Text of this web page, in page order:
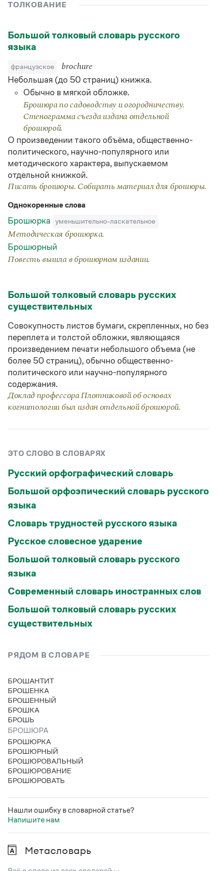
Словари русского языка как государственного
Справочники
Правила русской орфографии и пунктуации
Русский язык. Краткий теоретический курс
для школьников
Письмовник
Справочник по пунктуации
Словарь-справочник трудностей
Справочник по фразеологии
Азбучные истины
Словарь-справочник непростые слова
Все справочники портала
Журнал
Статьи
Монологи
Интервью
Лекции и подкасты
Рекомендуем
Учебник Грамоты
Правила русского языка: от азов до тонкостей
Интерактивные упражнения: от простого к сложному
Скороговорки
Издательство
Словари
Научпоп
Все книги
Управление в русском языке
Правила русской орфографии и пунктуации
ТОЛКОВАНИЕ
Большой толковый словарь русских
существительных
Совокупность листов бумаги, скрепленных, но без
переплета и толстой обложки, являющаяся
произведением печати небольшого объема (не
более 50 страниц), обычно общественно-
политического или научно-популярного
содержания.
Доклад профессора Плотниковой об основах
когнитологии был издан отдельной брошюрой.
Большой толковый словарь русского
языка
французское brochure
Небольшая (до 50 страниц) книжка.
Обычно в мягкой обложке.
Брошюра по садоводству и огородничеству.
Стенограмма съезда издана отдельной
брошюрой.
О произведении такого объёма, общественно-
политического, научно-популярного или
методического характера, выпускаемом
отдельной книжкой.
Писать брошюры. Собирать материал для брошюры.
Однокоренные слова
Брошюрка уменьшительно-ласкательное
Методическая брошюрка.
Брошюрный
Повесть вышла в брошюрном издании.
ЭТО СЛОВО В СЛОВАРЯХ
Русский орфографический словарь
Большой орфоэпический словарь русского
языка
Словарь трудностей русского языка
Русское словесное ударение
Большой толковый словарь русского
языка
Современный словарь иностранных слов
Большой толковый словарь русских
существительных
РЯДОМ В СЛОВАРЕ
БРОШАНТИТ
БРОШЕНКА
БРОШЕННЫЙ
БРОШКА
БРОШЬ
БРОШЮРА
БРОШЮРКА
БРОШЮРНЫЙ
БРОШЮРОВАЛЬНЫЙ
БРОШЮРОВАНИЕ
БРОШЮРОВАТЬ
Нашли ошибку в словарной статье?
Напишите нам
Метасловарь